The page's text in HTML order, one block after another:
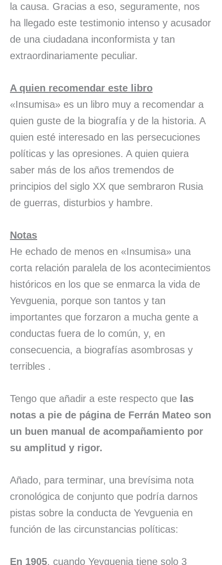
la causa. Gracias a eso, seguramente, nos
ha llegado este testimonio intenso y acusador
de una ciudadana inconformista y tan
extraordinariamente peculiar.
A quien recomendar este libro
«Insumisa» es un libro muy a recomendar a
quien guste de la biografía y de la historia. A
quien esté interesado en las persecuciones
políticas y las opresiones. A quien quiera
saber más de los años tremendos de
principios del siglo XX que sembraron Rusia
de guerras, disturbios y hambre.
Notas
He echado de menos en «Insumisa» una
corta relación paralela de los acontecimientos
históricos en los que se enmarca la vida de
Yevguenia, porque son tantos y tan
importantes que forzaron a mucha gente a
conductas fuera de lo común, y, en
consecuencia, a biografías asombrosas y
terribles .
Tengo que añadir a este respecto que las
notas a pie de página de Ferrán Mateo son
un buen manual de acompañamiento por
su amplitud y rigor.
Añado, para terminar, una brevísima nota
cronológica de conjunto que podría darnos
pistas sobre la conducta de Yevguenia en
función de las circunstancias políticas:
En 1905, cuando Yevguenia tiene solo 3